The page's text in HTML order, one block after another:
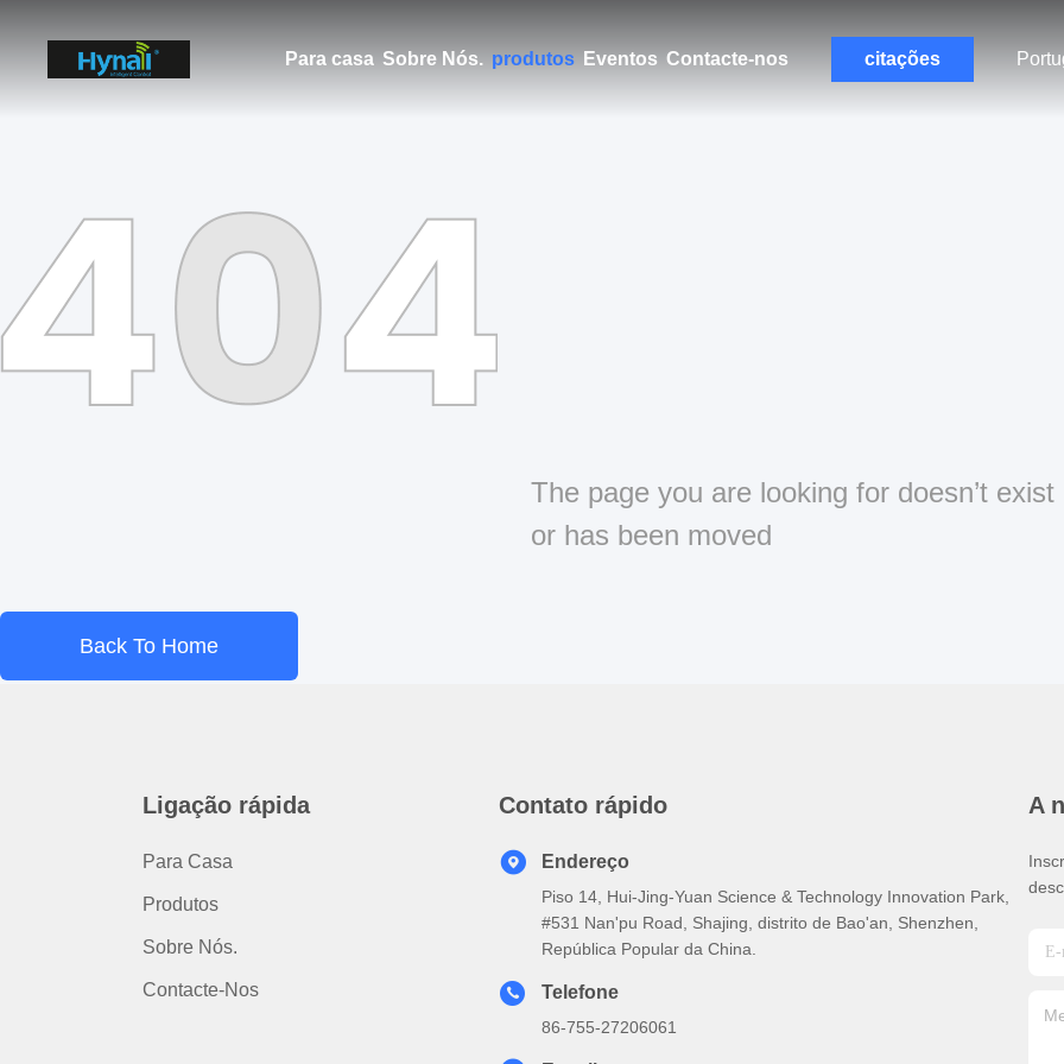
Para casa Sobre Nós. produtos Eventos Contacte-nos citações
The page you are looking for doesn’t exist
or has been moved
Back To Home
Ligação rápida
Para Casa
Produtos
Sobre Nós.
Contacte-Nos
Contato rápido
Endereço
Piso 14, Hui-Jing-Yuan Science & Technology Innovation Park,
#531 Nan'pu Road, Shajing, distrito de Bao'an, Shenzhen,
República Popular da China.
Telefone
86-755-27206061
A